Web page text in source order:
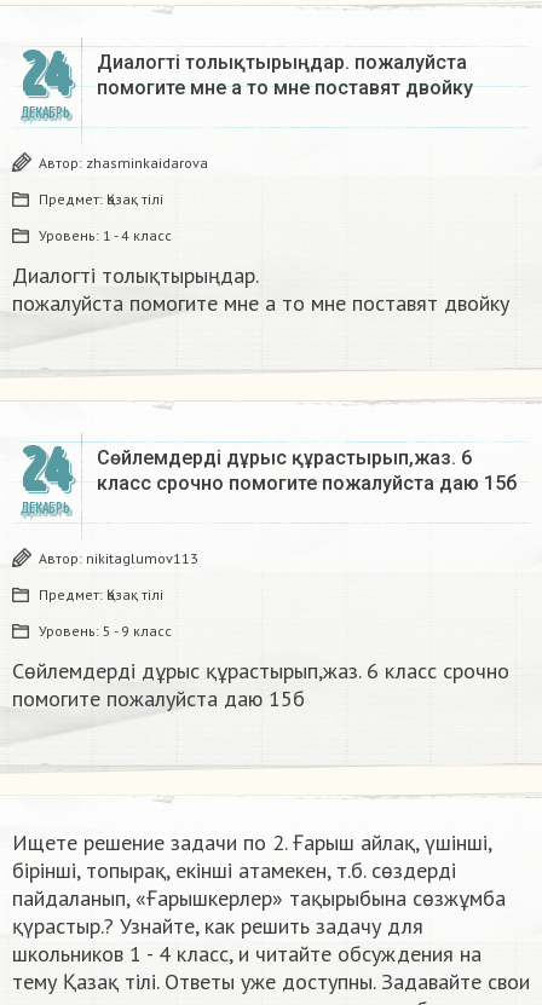
24
ДЕКАБРЬ
Диалогті толықтырыңдар. пожалуйста
помогите мне а то мне поставят двойку​
Автор: zhasminkaidarova
Предмет: Қазақ тiлi
Уровень: 1 - 4 класс
Диалогті толықтырыңдар.
пожалуйста помогите мне а то мне поставят двойку​
24
ДЕКАБРЬ
Сөйлемдерді дұрыс құрастырып,жаз. 6
класс срочно помогите пожалуйста даю 15б​
Автор: nikitaglumov113
Предмет: Қазақ тiлi
Уровень: 5 - 9 класс
Сөйлемдерді дұрыс құрастырып,жаз. 6 класс срочно
помогите пожалуйста даю 15б​
Ищете решение задачи по 2. Ғарыш айлақ, үшінші,
бірінші, топырақ, екінші атамекен, т.б. сөздерді
пайдаланып, «Ғарышкерлер» тақырыбына сөзжұмба
қүрастыр.​? Узнайте, как решить задачу для
школьников 1 - 4 класс, и читайте обсуждения на
тему Қазақ тiлi. Ответы уже доступны. Задавайте свои